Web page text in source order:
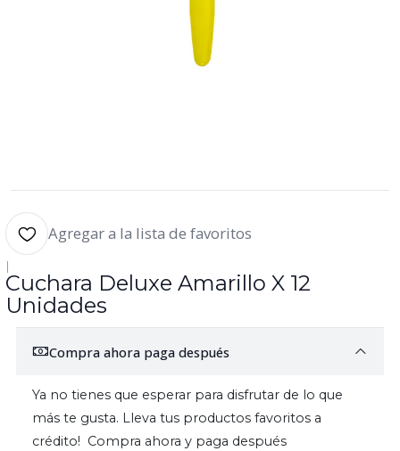
Agregar a la lista de favoritos
|
Cuchara Deluxe Amarillo X 12
Unidades
Compra ahora paga después
Ya no tienes que esperar para disfrutar de lo que
más te gusta. Lleva tus productos favoritos a
crédito! Compra ahora y paga después